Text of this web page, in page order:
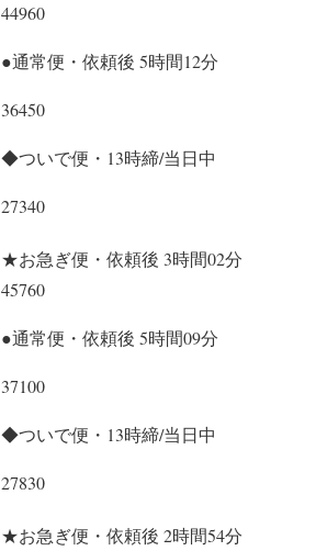
44960
●通常便・依頼後 5時間12分
36450
◆ついで便・13時締/当日中
27340
★お急ぎ便・依頼後 3時間02分
45760
●通常便・依頼後 5時間09分
37100
◆ついで便・13時締/当日中
27830
★お急ぎ便・依頼後 2時間54分